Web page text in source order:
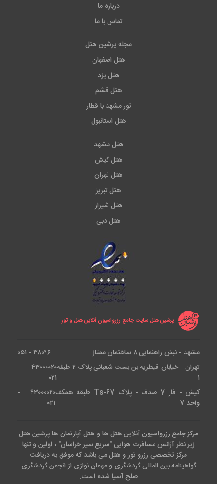
درباره ما
تماس با ما
مجله پرشین هتل
هتل اصفهان
هتل یزد
هتل قشم
تور مشهد با قطار
هتل استانبول
هتل مشهد
هتل کیش
هتل تهران
هتل تبریز
هتل شیراز
هتل دبی
پرشین هتل سایت جامع رزرواسیون آنلاین هتل و تور
مشهد - نبش راهنمایی ۸ ساختمان ممتاز
۳۸۰۹۶ - ۰۵۱
تهران - خیابان قیطریه بن بست شعبانی پلاک ۲ طبقه
۱
۴۳۰۰۰۰۲۰ -
۰۲۱
کیش - فاز 7 صدف - پلاک Ts-67 طبقه همکف
واحد 7
۴۳۰۰۰۰۲۰ -
۰۲۱
مرکز جامع رزرواسیون آنلاین هتل ها و هتل آپارتمان ها پرشین هتل
زیر نظر آژانس مسافرت هوایی "سریع سیر خراسان" ، اولین و تنها
مرکز تخصصی رزرو تور و هتل می باشد که موفق به دریافت
گواهینامه بین المللی گردشگری و مهمان نوازی از انجمن گردشگری
صلح آسیا شده است.